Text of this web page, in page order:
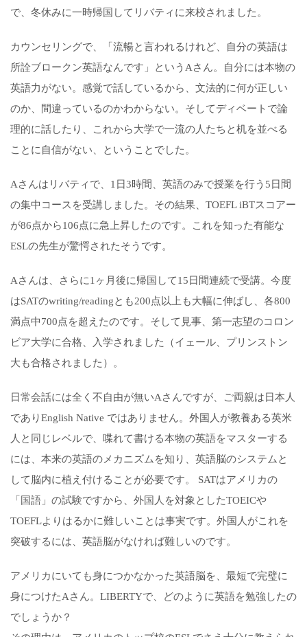
で、冬休みに一時帰国してリバティに来校されました。
カウンセリングで、「流暢と言われるけれど、自分の英語は
所詮ブロークン英語なんです」というAさん。自分には本物の
英語力がない。感覚で話しているから、文法的に何が正しい
のか、間違っているのかわからない。そしてディベートで論
理的に話したり、これから大学で一流の人たちと机を並べる
ことに自信がない、ということでした。
Aさんはリバティで、1日3時間、英語のみで授業を行う5日間
の集中コースを受講しました。その結果、TOEFL iBTスコアー
が86点から106点に急上昇したのです。これを知った有能な
ESLの先生が驚愕されたそうです。
Aさんは、さらに1ヶ月後に帰国して15日間連続で受講。今度
はSATのwriting/readingとも200点以上も大幅に伸ばし、各800
満点中700点を超えたのです。そして見事、第一志望のコロン
ビア大学に合格、入学されました（イェール、プリンストン
大も合格されました）。
日常会話には全く不自由が無いAさんですが、ご両親は日本人
でありEnglish Native ではありません。外国人が教養ある英米
人と同じレベルで、喋れて書ける本物の英語をマスターする
には、本来の英語のメカニズムを知り、英語脳のシステムと
して脳内に植え付けることが必要です。 SATはアメリカの
「国語」の試験ですから、外国人を対象としたTOEICや
TOEFLよりはるかに難しいことは事実です。外国人がこれを
突破するには、英語脳がなければ難しいのです。
アメリカにいても身につかなかった英語脳を、最短で完璧に
身につけたAさん。LIBERTYで、どのように英語を勉強したの
でしょうか？